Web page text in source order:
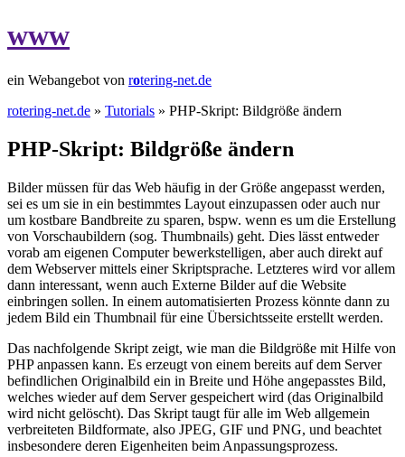
www
ein Webangebot von rotering-net.de
rotering-net.de » Tutorials » PHP-Skript: Bildgröße ändern
PHP-Skript: Bildgröße ändern
Bilder müssen für das Web häufig in der Größe angepasst werden,
sei es um sie in ein bestimmtes Layout einzupassen oder auch nur
um kostbare Bandbreite zu sparen, bspw. wenn es um die Erstellung
von Vorschaubildern (sog. Thumbnails) geht. Dies lässt entweder
vorab am eigenen Computer bewerkstelligen, aber auch direkt auf
dem Webserver mittels einer Skriptsprache. Letzteres wird vor allem
dann interessant, wenn auch Externe Bilder auf die Website
einbringen sollen. In einem automatisierten Prozess könnte dann zu
jedem Bild ein Thumbnail für eine Übersichtsseite erstellt werden.
Das nachfolgende Skript zeigt, wie man die Bildgröße mit Hilfe von
PHP anpassen kann. Es erzeugt von einem bereits auf dem Server
befindlichen Originalbild ein in Breite und Höhe angepasstes Bild,
welches wieder auf dem Server gespeichert wird (das Originalbild
wird nicht gelöscht). Das Skript taugt für alle im Web allgemein
verbreiteten Bildformate, also JPEG, GIF und PNG, und beachtet
insbesondere deren Eigenheiten beim Anpassungsprozess.